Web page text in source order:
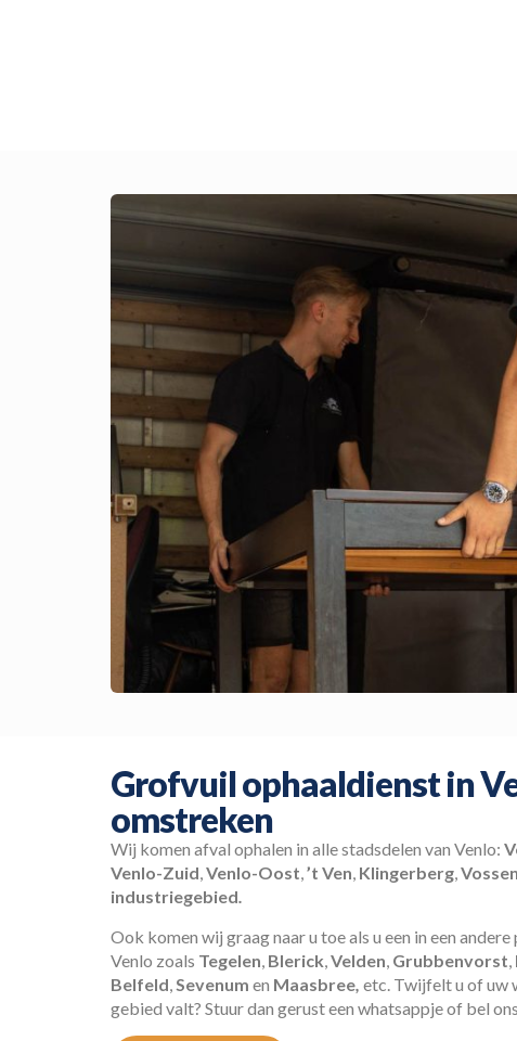
Grofvuil ophaaldienst in
omstreken
Wij komen afval ophalen in alle stadsdelen van Venlo:
Venlo-Zuid,Venlo-Oost,’t Ven, Klingerberg,
industriegebied.
Ook komen wij graag naar u toe als u een in een
Venlo zoals Tegelen Blerick Velden Grubbenvorst
Belfeld Sevenum en Maasbree etc. Twijfelt u of uw
gebied valt? Stuur dan gerust een whatsappje of bel